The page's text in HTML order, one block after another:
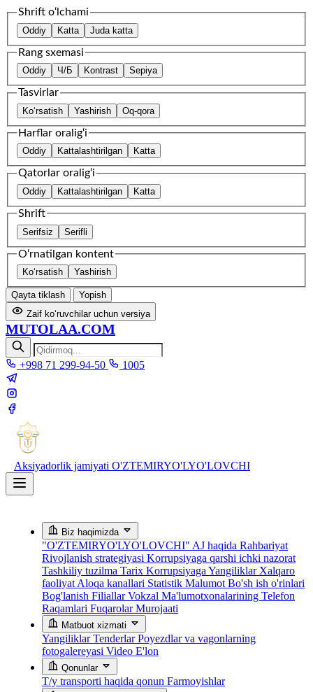
Shrift o‘lchami
Oddiy Katta Juda katta
Rang sxemasi
Oddiy Ч/Б Kontrast Sepiya
Tasvirlar
Ko‘rsatish Yashirish Oq-qora
Harflar oralig‘i
Oddiy Kattalashtirilgan Katta
Qatorlar oralig‘i
Oddiy Kattalashtirilgan Katta
Shrift
Serifsiz Serifli
O‘rnatilgan kontent
Ko‘rsatish Yashirish
Qayta tiklash
Yopish
Zaif ko‘ruvchilar uchun versiya
MUTOLAA.COM
+998 71 299-94-50 1005
Aksiyadorlik jamiyati O'ZTEMIRYO'LYO'LOVCHI
Biz haqimizda
"O'ZTEMIRYO'LYO'LOVCHI" AJ haqida Rahbariyat
Rivojlanish strategiyasi Korrupsiyaga qarshi ichki nazorat
Tashkiliy tuzilma Tarix Korrupsiyaga Yangiliklar Xalqaro
faoliyat Aloqa kanallari Statistik Malumot Bo'sh ish o'rinlari
Bog'lanish FiliallarVokzal Ma'lumotxonalarining Telefon
Raqamlari Fuqarolar Murojaati
Matbuot xizmati
YangiliklarTenderlarPoyezdlar va vagonlarning
fotogalereyasi Video E'lon
Qonunlar
T/y transporti haqida qonun Farmoyishlar